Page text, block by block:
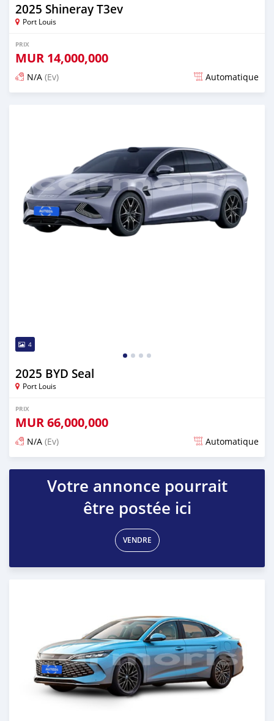
2025 Shineray T3ev
Port Louis
PRIX
MUR 14,000,000
N/A (Ev) Automatique
4
2025 BYD Seal
Port Louis
PRIX
MUR66,000,000
N/A (Ev) Automatique
Publié il y a plus d'un an
Votre annonce pourrait
être postée ici
VENDRE